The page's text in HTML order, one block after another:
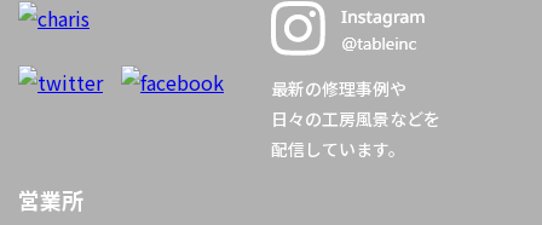
最新の修理事例や
日々の工房風景などを
配信しています。
営業所